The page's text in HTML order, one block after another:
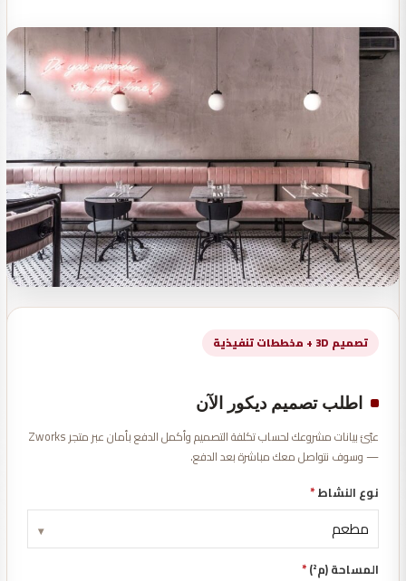
تصميم 3D + مخططات تنفيذية
اطلب تصميم ديكور الآن
عبّئ بيانات مشروعك لحساب تكلفة التصميم وأكمل الدفع بأمان عبر متجر Zworks
— وسوف نتواصل معك مباشرة بعد الدفع.
نوع النشاط*
▾
المساحة (م²) *